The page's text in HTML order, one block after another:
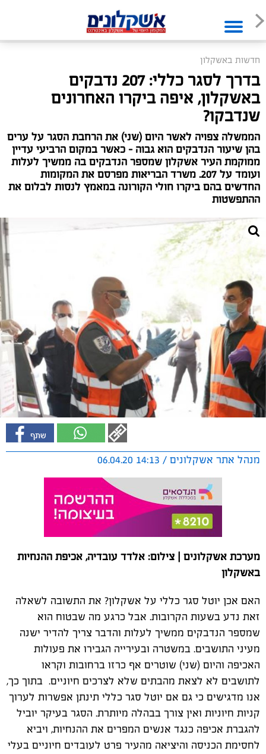
חדשות באשקלון
בדרך לסגר כללי: 207 נדבקים
באשקלון, איפה ביקרו האחרונים
שנדבקו?
הממשלה צפויה לאשר היום (שני) את הרחבת הסגר על ערים
בהן שיעור הנדבקים הוא גבוה - כאשר במקום הרביעי עדיין
ממוקמת העיר אשקלון שמספר הנדבקים בה ממשיך לעלות
ועומד על 207. משרד הבריאות מפרסם את המקומות
החדשים בהם ביקרו חולי הקורונה במאמץ לנסות לבלום את
ההתפשטות
מנהל אתר אשקלונים / 14:13 06.04.20
מערכת אשקלונים | צילום: אלדד עובדיה, אכיפת ההנחיות
באשקלון
האם אכן יוטל סגר כללי על אשקלון? את התשובה לשאלה
זאת נדע בשעות הקרובות. אבל כרגע מה שבטוח הוא
שמספר הנדבקים ממשיך לעלות והדבר צריך להדיר ישנה
מעיני התושבים. במשטרה ובעירייה הגבירו את פעולות
האכיפה והיום (שני) שוטרים אף כרזו ברחובות וקראו
לתושבים לא לצאת מהבתים שלא לצרכים חיוניים. בתוך כך,
אנו מדגישים כי גם אם יוטל סגר כללי תינתן אפשרות לערוך
קניות חיוניות ואין צורך בבהלה מיותרת. הסגר בעיקר יוביל
להגברת אכיפה כנגד אנשים המפרים את ההנחיות, ויביא
לחסימת הכניסה והיציאה מהעיר פרט לעובדים חיוניים בעלי